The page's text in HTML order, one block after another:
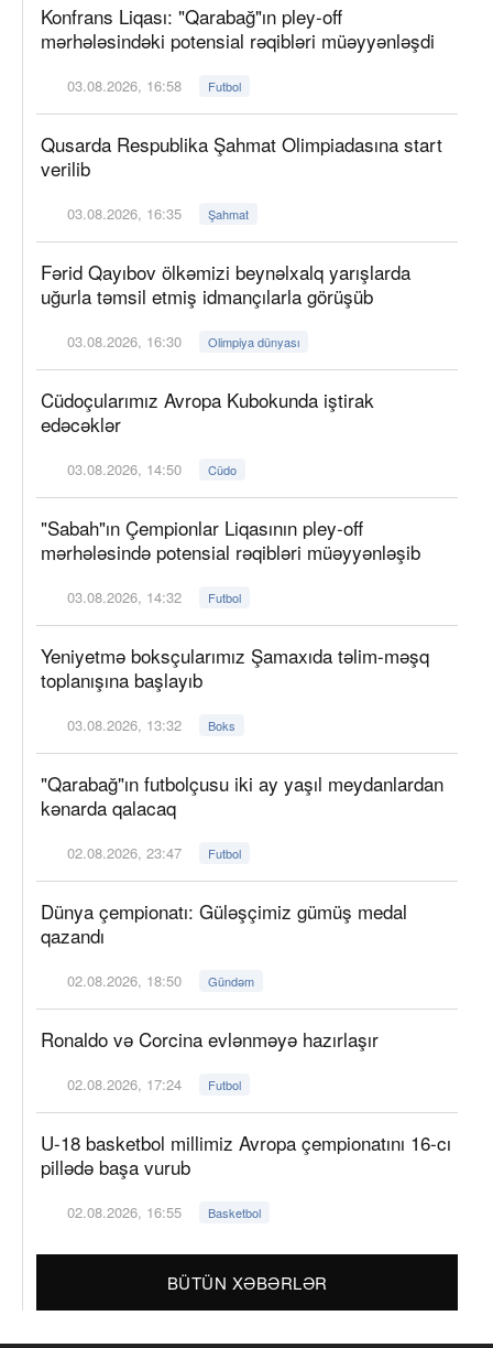
Konfrans Liqası: "Qarabağ"ın pley-off
mərhələsindəki potensial rəqibləri müəyyənləşdi
03.08.2026, 16:58 Futbol
Qusarda Respublika Şahmat Olimpiadasına start
verilib
03.08.2026, 16:35 Şahmat
Fərid Qayıbov ölkəmizi beynəlxalq yarışlarda
uğurla təmsil etmiş idmançılarla görüşüb
03.08.2026, 16:30 Olimpiya dünyası
Cüdoçularımız Avropa Kubokunda iştirak
edəcəklər
03.08.2026, 14:50 Cüdo
"Sabah"ın Çempionlar Liqasının pley-off
mərhələsində potensial rəqibləri müəyyənləşib
03.08.2026, 14:32 Futbol
Yeniyetmə boksçularımız Şamaxıda təlim-məşq
toplanışına başlayıb
03.08.2026, 13:32 Boks
"Qarabağ"ın futbolçusu iki ay yaşıl meydanlardan
kənarda qalacaq
02.08.2026, 23:47 Futbol
Dünya çempionatı: Güləşçimiz gümüş medal
qazandı
02.08.2026, 18:50 Gündəm
Ronaldo və Corcina evlənməyə hazırlaşır
02.08.2026, 17:24 Futbol
U-18 basketbol millimiz Avropa çempionatını 16-cı
pillədə başa vurub
02.08.2026, 16:55 Basketbol
BÜTÜN XƏBƏRLƏR